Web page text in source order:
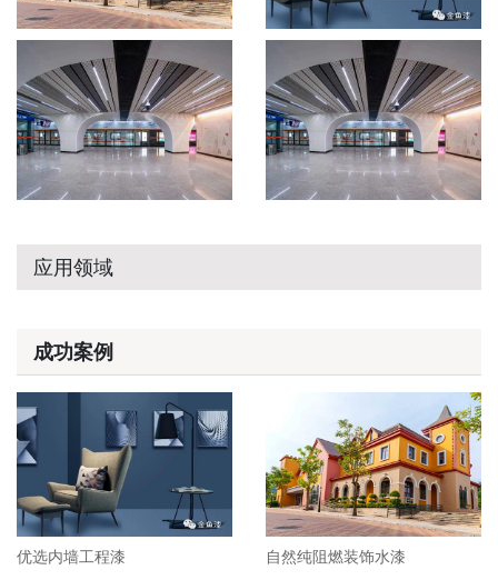
应用领域
成功案例
优选内墙工程漆 自然纯阻燃装饰水漆